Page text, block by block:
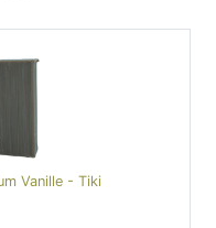
Vanille - Tiki